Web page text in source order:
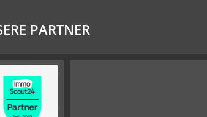
PARTNER